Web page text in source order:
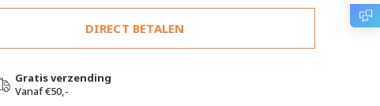
DIRECT BETALEN
Gratis verzending
Vanaf €50,-